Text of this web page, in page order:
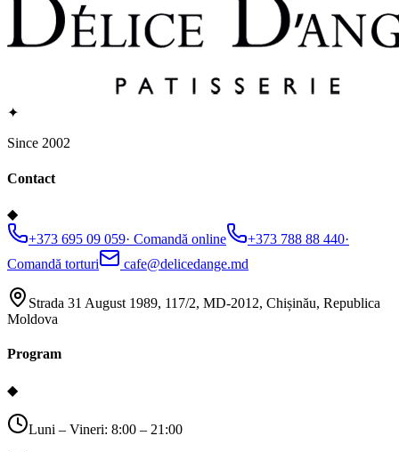
✦
Since 2002
Contact
◆
+373 695 09 059· Comandă online +373 788 88 440·
Comandă torturi
cafe@delicedange.md
Strada 31 August 1989, 117/2, MD-2012, Chișinău, Republica
Moldova
Program
◆
Luni – Vineri: 8:00 – 21:00